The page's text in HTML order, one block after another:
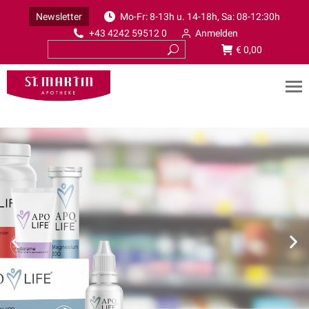
Newsletter
Mo-Fr: 8-13h u. 14-18h, Sa: 08-12:30h
+43 4242 59512 0
Anmelden
€0,00